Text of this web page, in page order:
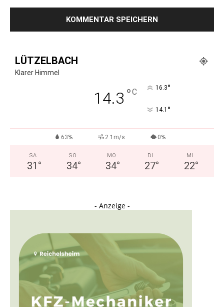
LÜTZELBACH
Klarer Himmel
14.3 °C 16.3°
14.1 °
63% 2.1m/s 0%
SA.
31 °
SO.
34°
MO.
34°
DI.
27°
MI.
22°
- Anzeige -